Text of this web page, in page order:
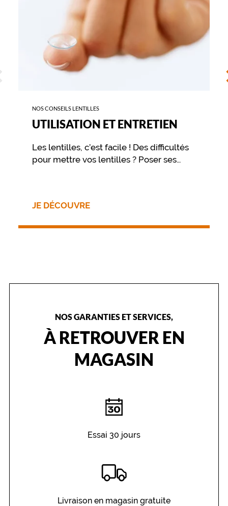
NOS CONSEILS LENTILLES
UTILISATION ET ENTRETIEN
Les lentilles, c’est facile ! Des difficultés
pour mettre vos lentilles ? Poser ses
mémoire, suivez le Guide !
JE DÉCOUVRE
NOS GARANTIES ET SERVICES,
À RETROUVER EN
MAGASIN
Essai 30 jours
Livraison en magasin gratuite